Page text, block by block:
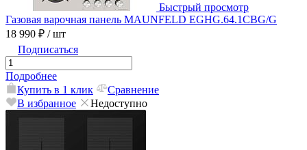
Быстрый просмотр
Газовая варочная панель MAUNFELD EGHG.64.1CBG/G
18 990 ₽ / шт
Подписаться
Подробнее
Купить в 1 клик
Сравнение
В избранное
Недоступно